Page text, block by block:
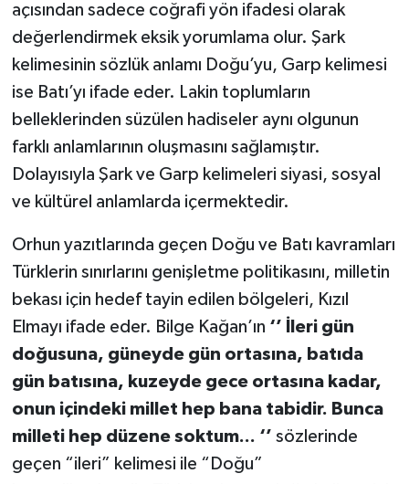
açısından sadece coğrafi yön ifadesi olarak
değerlendirmek eksik yorumlama olur. Şark
kelimesinin sözlük anlamı Doğu’yu, Garp kelimesi
ise Batı’yı ifade eder. Lakin toplumların
belleklerinden süzülen hadiseler aynı olgunun
farklı anlamlarının oluşmasını sağlamıştır.
Dolayısıyla Şark ve Garp kelimeleri siyasi, sosyal
ve kültürel anlamlarda içermektedir.
Orhun yazıtlarında geçen Doğu ve Batı kavramları
Türklerin sınırlarını genişletme politikasını, milletin
bekası için hedef tayin edilen bölgeleri, Kızıl
Elmayı ifade eder. Bilge Kağan’ın ‘’ İleri gün
doğusuna, güneyde gün ortasına, batıda
gün batısına, kuzeyde gece ortasına kadar,
onun içindeki millet hep bana tabidir. Bunca
milleti hep düzene soktum... ‘’ sözlerinde
geçen “ileri” kelimesi ile “Doğu”